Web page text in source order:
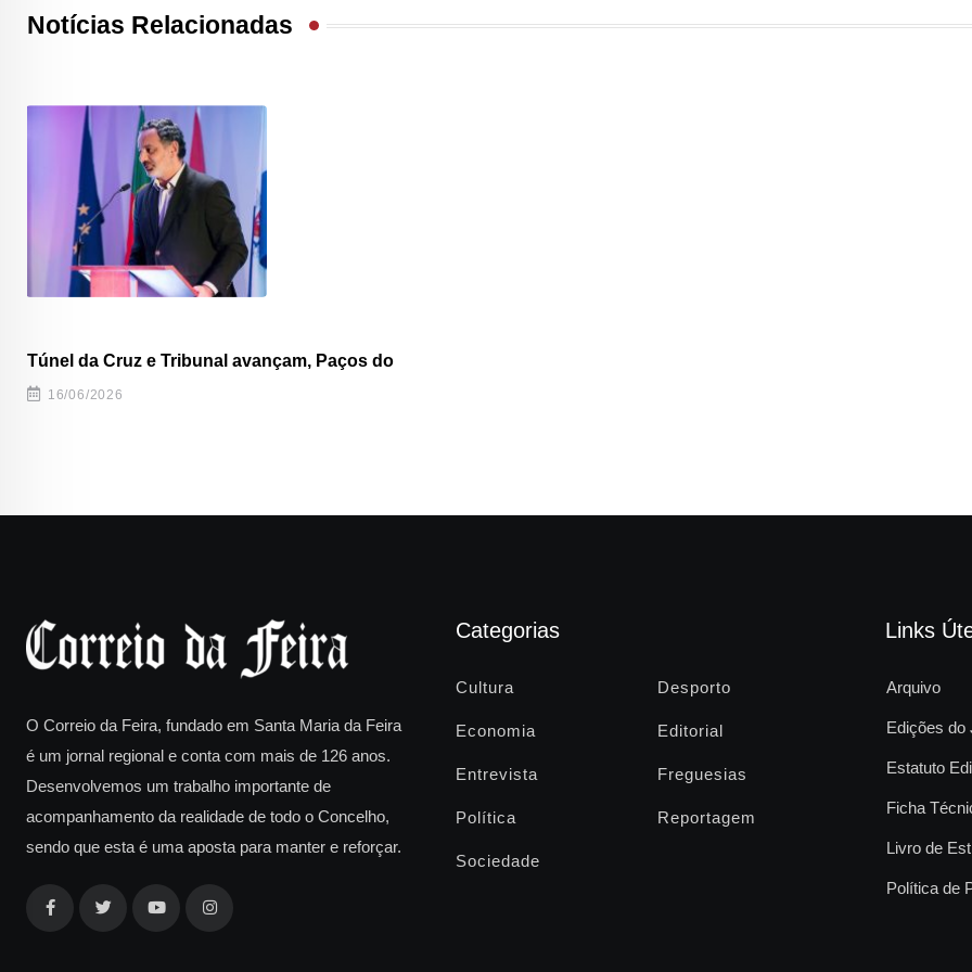
Notícias Relacionadas
Túnel da Cruz e Tribunal avançam, Paços do
16/06/2026
O Correio da Feira, fundado em Santa Maria da Feira
é um jornal regional e conta com mais de 126 anos.
Desenvolvemos um trabalho importante de
acompanhamento da realidade de todo o Concelho,
sendo que esta é uma aposta para manter e reforçar.
Categorias
Cultura Desporto
Economia Editorial
Entrevista Freguesias
Política Reportagem
Sociedade
Links
Arquivo
Edições do
Estatuto
Ficha
Livro de
Política de